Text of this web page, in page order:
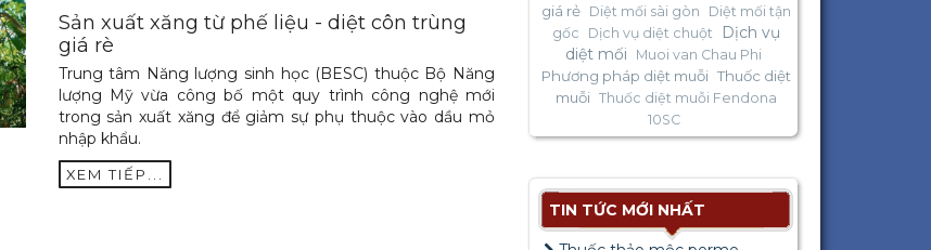
Sản xuất xăng từ phế liệu - diệt côn trùng
giá rè
Trung tâm Năng lượng sinh học (BESC) thuộc Bộ Năng
lượng Mỹ vừa công bố một quy trình công nghệ mới
trong sản xuất xăng để giảm sự phụ thuộc vào dầu mỏ
nhập khẩu.
XEM TIẾP...
giá rẻ
Diệt mối sài gòn
Diệt mối tận
gốc
Dịch vụ diệt chuột
Dịch vụ
diệt mối
Muoi van Chau Phi
Phương pháp diệt muỗi Thuốc diệt
muỗi Thuốc diệt muỗi Fendona
10SC
TIN TỨC MỚI NHẤT